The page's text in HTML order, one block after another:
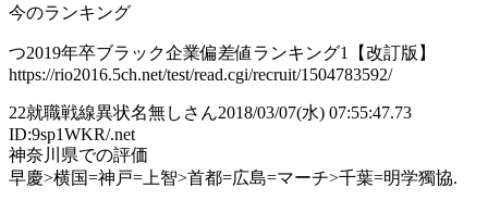
今のランキング
つ2019年卒ブラック企業偏差値ランキング1【改訂版】
https://rio2016.5ch.net/test/read.cgi/recruit/1504783592/
22就職戦線異状名無しさん2018/03/07(水) 07:55:47.73
ID:9sp1WKR/.net
神奈川県での評価
早慶>横国=神戸=上智>首都=広島=マーチ>千葉=明学獨協.